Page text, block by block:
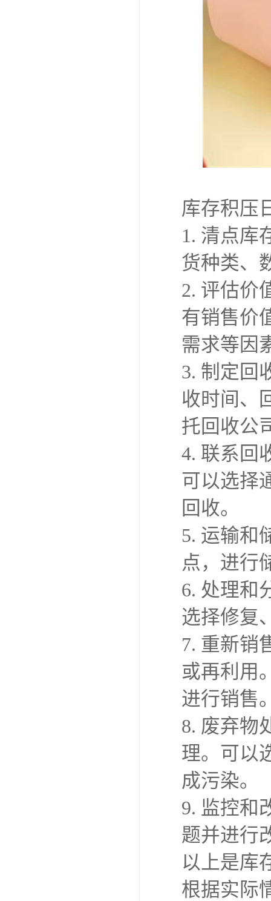
库存积压
1. 清点库
货种类、
2. 评估价
有销售价
需求等因
3. 制定回
收时间、
托回收公
4. 联系回
可以选择
回收。
5. 运输和
点，进行
6. 处理和
选择修复
7. 重新销
或再利用
进行销售
8. 废弃物
理。可以
成污染。
9. 监控和
题并进行
以上是库
根据实际